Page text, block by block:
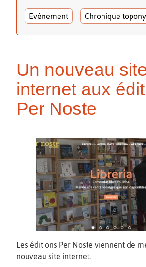
Evénement Chronique
Un nouveau site
internet aux
Per Noste
Les éditions Per Noste viennent de
nouveau site internet.